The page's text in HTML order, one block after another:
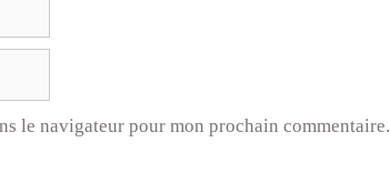
le navigateur pour mon prochain commentaire.